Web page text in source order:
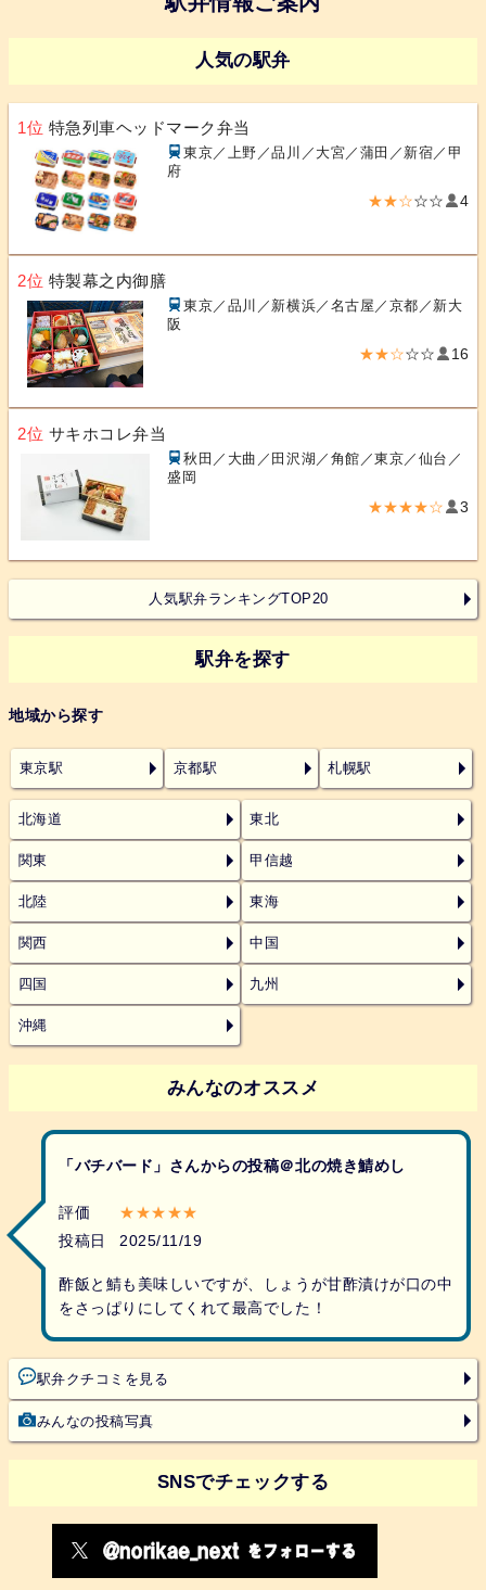
人気の駅弁
1位 特急列車ヘッドマーク弁当
東京／上野／品川／大宮／蒲田／新宿／甲
府
★★☆☆☆ 4
2位 特製幕之内御膳
東京／品川／新横浜／名古屋／京都／新大
阪
★★☆☆☆ 16
2位 サキホコレ弁当
秋田／大曲／田沢湖／角館／東京／仙台／
盛岡
★★★★☆ 3
人気駅弁ランキングTOP20
駅弁を探す
地域から探す
東京駅 京都駅 札幌駅
北海道 東北
関東 甲信越
北陸 東海
関西 中国
四国 九州
沖縄
みんなのオススメ
「バチバード」さんからの投稿＠北の焼き鯖めし
評価
★★★★★
投稿日
2025/11/19
酢飯と鯖も美味しいですが、しょうが甘酢漬けが口の中
をさっぱりにしてくれて最高でした！
駅弁クチコミを見る
みんなの投稿写真
SNSでチェックする